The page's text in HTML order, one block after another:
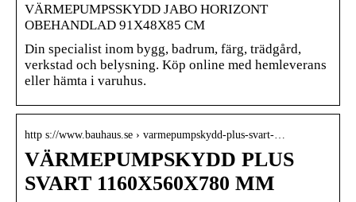
VÄRMEPUMPSSKYDD JABO HORIZONT
OBEHANDLAD 91X48X85 CM
Din specialist inom bygg, badrum, färg, trädgård,
verkstad och belysning. Köp online med hemleverans
eller hämta i varuhus.
http s://www.bauhaus.se › varmepumpskydd-plus-svart-…
VÄRMEPUMPSKYDD PLUS
SVART 1160X560X780 MM